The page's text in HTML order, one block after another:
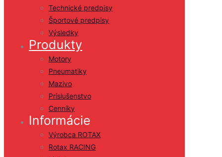
Technické predpisy
Športové predpisy
Výsledky
Produkty
Motory
Pneumatiky
Mazivo
Príslušenstvo
Cenníky
Informácie
Výrobca ROTAX
Rotax RACING